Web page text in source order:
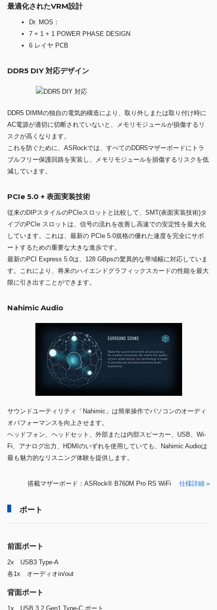
最適化されたVRM設計
Dr. MOS：
7 + 1 + 1 POWER PHASE DESIGN
6 レイヤ PCB
DDR5 DIY 対応デザイン
DDR5 DIMMの独自の電気的構造により、取り外しまたは取り付け時に
AC電源が適切に切断されていないと、メモリモジュールが損傷するリ
スクが高くなります。
これを防ぐために、ASRockでは、すべてのDDR5マザーボードにトラ
ブルフリー保護回路を実装し、メモリモジュールを損傷するリスクを低
減しています。
PCIe 5.0 + 表面実装技術
従来のDIPスタイルのPCIeスロットと比較して、SMT(表面実装技術)タ
イプのPCIe スロットは、信号の流れを改善し高速での安定性を最大化
しています。これは、最新の PCIe 5.0規格の優れた速度を完全にサポ
ートするための重要な大きな進歩です。
最新のPCI Express 5.0は、128 GBpsの驚異的な帯域幅に対応していま
す。これにより、将来のハイエンドグラフィックスカードの性能を最大
限に引き出すことができます。
Nahimic Audio
サウンドユーティリティ「Nahimic」は簡単操作でパソコンのオーディ
オパフォーマンスを向上させます。
ヘッドフォン、ヘッドセット、外部または内部スピーカー、USB、Wi-
Fi、アナログ出力、HDMIのいずれを使用していても、Nahimic Audioは
最も魅力的なリスニング体験を提供します。
搭載マザーボード：ASRock® B760M Pro RS WiFi 仕様詳細 »
ポート
前面ポート
2x USB3 Type-A
各1x オーディオin/out
背面ポート
1x USB 3.2 Gen1 Type-C ポート